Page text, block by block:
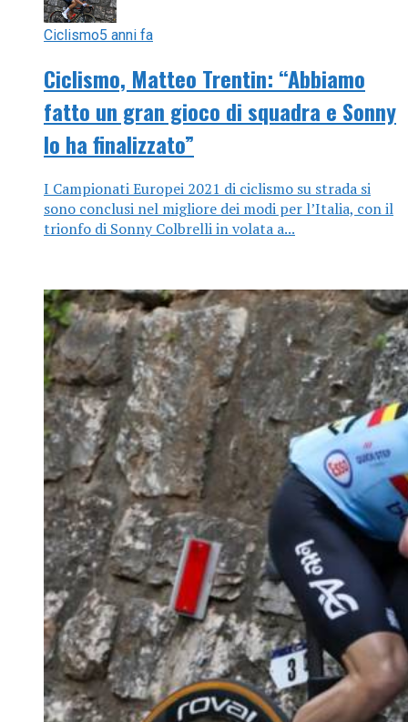
Ciclismo5 anni fa
Ciclismo, Matteo Trentin: “Abbiamo
fatto un gran gioco di squadra e Sonny
lo ha finalizzato”
I Campionati Europei 2021 di ciclismo su strada si
sono conclusi nel migliore dei modi per l’Italia, con il
trionfo di Sonny Colbrelli in volata a...